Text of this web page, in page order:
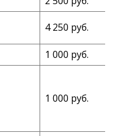
4 250 руб.
1 000 руб.
1 000 руб.